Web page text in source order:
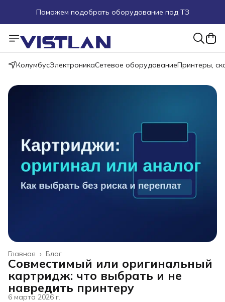
Поможем подобрать оборудование под ТЗ
Пуско-наладочные работы
Пришлите запрос на e-mail или в чат
Более 100 000 позиций в наличии и под заказ
КолумбусЭлектроникаСетевое оборудованиеПринтеры,
Блог
Главная ›
Совместимый или оригинальный
картридж: что выбрать и не
навредить принтеру
6 марта 2026 г.